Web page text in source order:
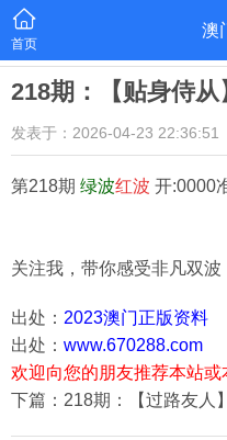
首页
澳
218期：【贴身侍从
发表于：2026-04-23 22:36:51
第218期 绿波红波 开:0000
关注我，带你感受非凡双波
出处： 2023澳门正版资料
出处： www.670288.com
欢迎向您的朋友推荐本站或
下篇：218期：【过路友人